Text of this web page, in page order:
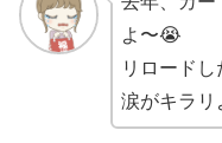
よ〜😭
リロードし
涙がキラリ